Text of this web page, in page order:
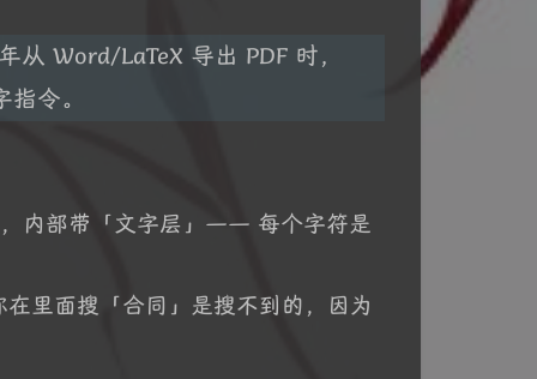
Word/LaTeX 导出 PDF 时，
令。
内部带「文字层」—— 每个字符是
里面搜「合同」是搜不到的，因为